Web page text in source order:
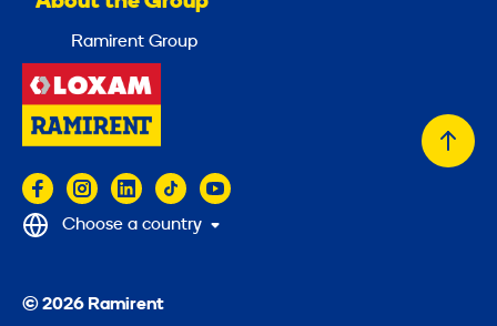
Ramirent Group
Back
© 2026 Ramirent
Choose a country